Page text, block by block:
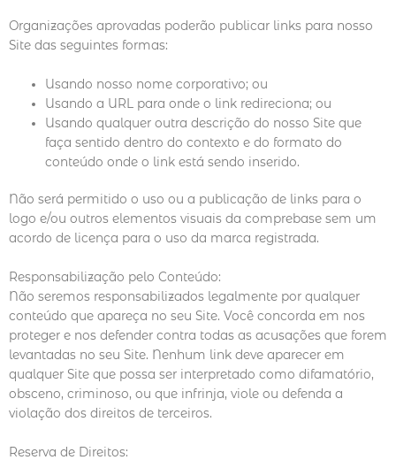
Organizações aprovadas poderão publicar links para nosso
Site das seguintes formas:
Usando nosso nome corporativo; ou
Usando a URL para onde o link redireciona; ou
Usando qualquer outra descrição do nosso Site que
faça sentido dentro do contexto e do formato do
conteúdo onde o link está sendo inserido.
Não será permitido o uso ou a publicação de links para o
logo e/ou outros elementos visuais da comprebase sem um
acordo de licença para o uso da marca registrada.
Responsabilização pelo Conteúdo:
Não seremos responsabilizados legalmente por qualquer
conteúdo que apareça no seu Site. Você concorda em nos
proteger e nos defender contra todas as acusações que forem
levantadas no seu Site. Nenhum link deve aparecer em
qualquer Site que possa ser interpretado como difamatório,
obsceno, criminoso, ou que infrinja, viole ou defenda a
violação dos direitos de terceiros.
Reserva de Direitos: